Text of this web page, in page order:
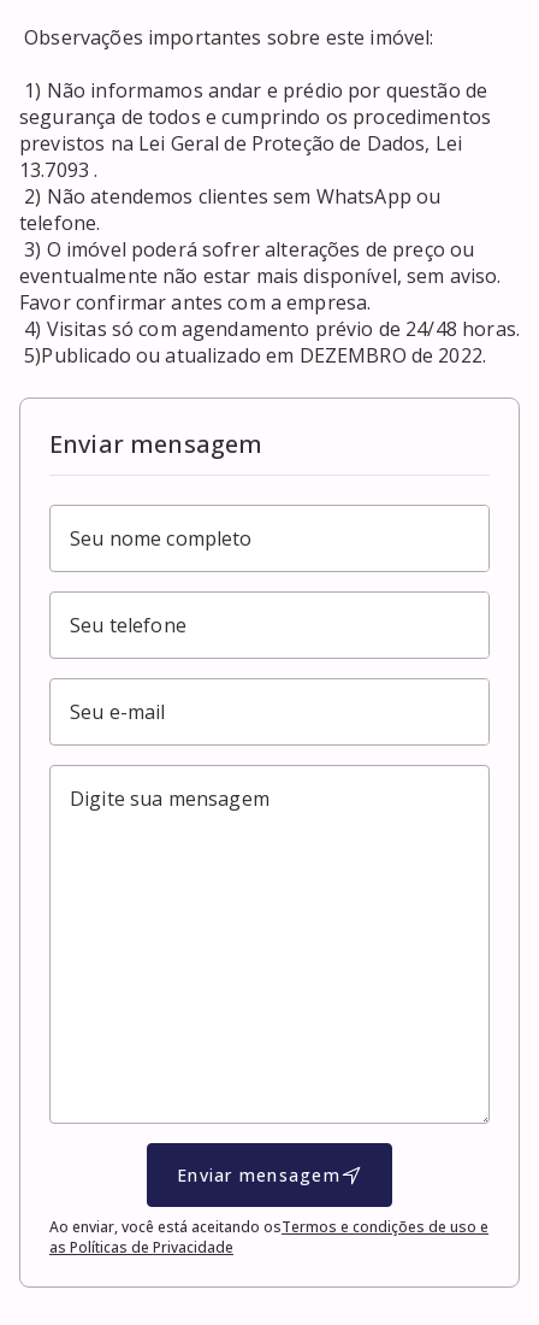
Observações importantes sobre este imóvel:
segurança de todos e cumprindo os procedimentos
previstos na Lei Geral de Proteção de Dados, Lei
13.7093 .
telefone.
3) O imóvel poderá sofrer alterações de preço ou
eventualmente não estar mais disponível, sem aviso.
Favor confirmar antes com a empresa.
Enviar mensagem
Enviar mensagem
Ao enviar, você está aceitando osTermos e condições de uso e
as Políticas de Privacidade